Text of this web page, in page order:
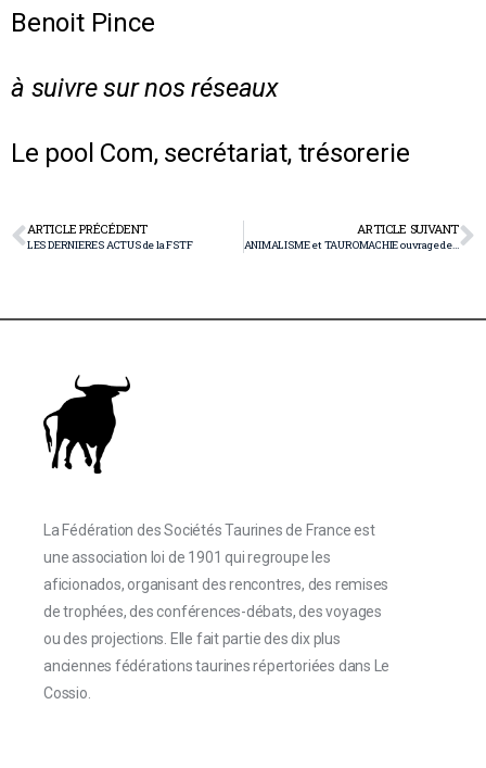
Benoit Pince
à suivre sur nos réseaux
Le pool Com, secrétariat, trésorerie
ARTICLE PRÉCÉDENT
LES DERNIERES ACTUS de la FSTF
ARTICLE SUIVANT
ANIMALISME et TAUROMACHIE ouvrage de Antonio Purroy, par Dominique Valmary
La Fédération des Sociétés Taurines de France est
une association loi de 1901 qui regroupe les
aficionados, organisant des rencontres, des remises
de trophées, des conférences-débats, des voyages
ou des projections. Elle fait partie des dix plus
anciennes fédérations taurines répertoriées dans Le
Cossio.